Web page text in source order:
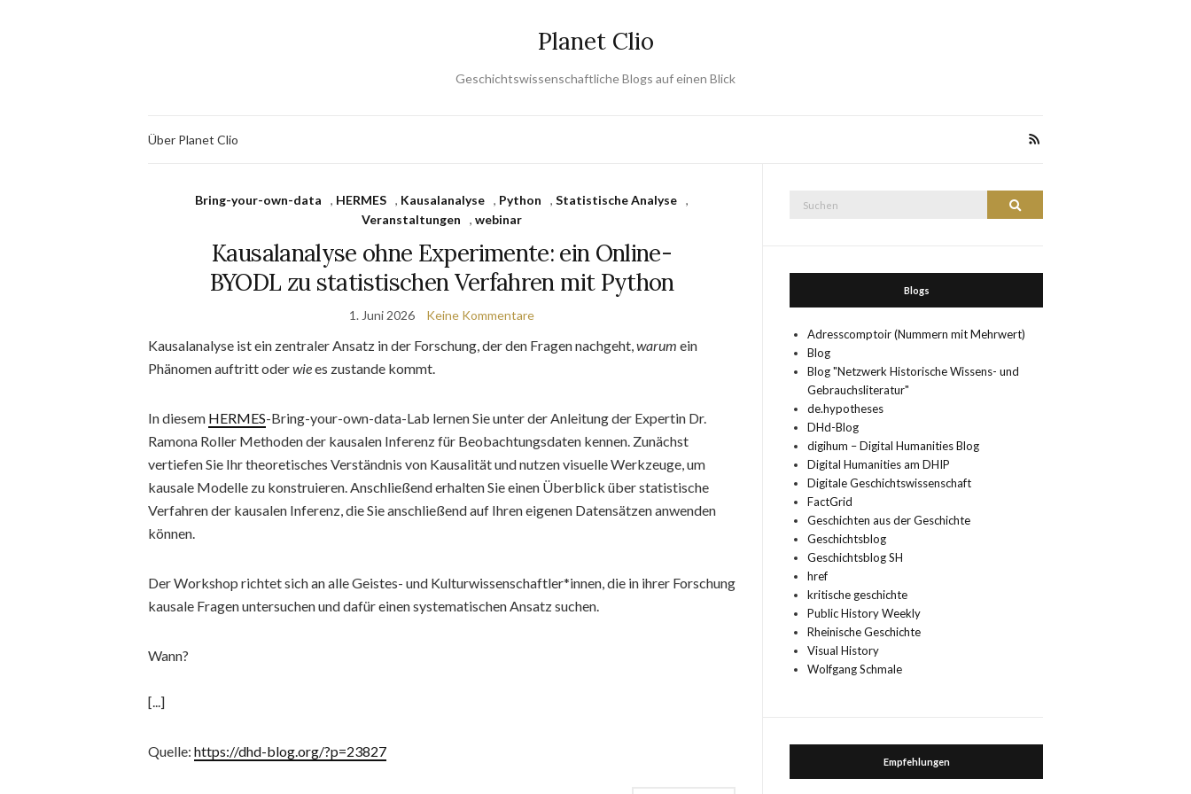
Planet Clio
Geschichtswissenschaftliche Blogs auf einen Blick
Über Planet Clio
Bring-your-own-data , HERMES , Kausalanalyse , Python ,Statistische Analyse ,
Veranstaltungen
,webinar
Kausalanalyse ohne Experimente: ein Online-
BYODL zu statistischen Verfahren mit Python
1. Juni 2026 Keine Kommentare
Kausalanalyse ist ein zentraler Ansatz in der Forschung, der den Fragen nachgeht,warum ein
Phänomen auftritt oderwiees zustande kommt.
In diesem HERMES-Bring-your-own-data-Lab lernen Sie unter der Anleitung der Expertin Dr.
Ramona Roller Methoden der kausalen Inferenz für Beobachtungsdaten kennen. Zunächst
vertiefen Sie Ihr theoretisches Verständnis von Kausalität und nutzen visuelle Werkzeuge, um
kausale Modelle zu konstruieren. Anschließend erhalten Sie einen Überblick über statistische
Verfahren der kausalen Inferenz, die Sie anschließend auf Ihren eigenen Datensätzen anwenden
können.
Der Workshop richtet sich an alle Geistes- und Kulturwissenschaftler*innen, die in ihrer Forschung
kausale Fragen untersuchen und dafür einen systematischen Ansatz suchen.
Wann?
[...]
Quelle: https://dhd-blog.org/?p=23827
Suchen
Blogs
Adresscomptoir (Nummern mit Mehrwert)
Blog
Blog "Netzwerk Historische Wissens- und
Gebrauchsliteratur"
de.hypotheses
DHd-Blog
digihum – Digital Humanities Blog
Digital Humanities am DHIP
Digitale Geschichtswissenschaft
FactGrid
Geschichten aus der Geschichte
Geschichtsblog
Geschichtsblog SH
href
kritische geschichte
Public History Weekly
Rheinische Geschichte
Visual History
Wolfgang Schmale
Empfehlungen